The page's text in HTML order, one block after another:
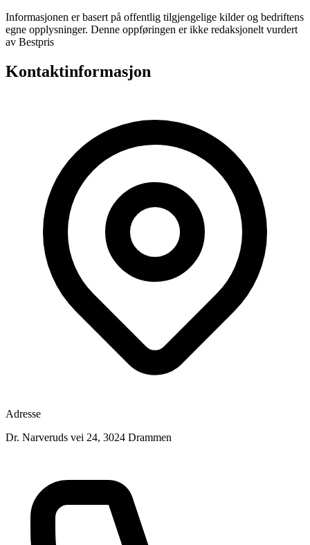
Informasjonen er basert på offentlig tilgjengelige kilder og bedriftens
egne opplysninger. Denne oppføringen er ikke redaksjonelt vurdert
av Bestpris
Kontaktinformasjon
Adresse
Dr. Narveruds vei 24, 3024 Drammen